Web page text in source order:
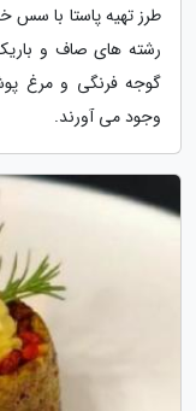
طرز تهیه پاستا با سس
رشته های صاف و
گوجه فرنگی و مرغ
وجود می آورند.